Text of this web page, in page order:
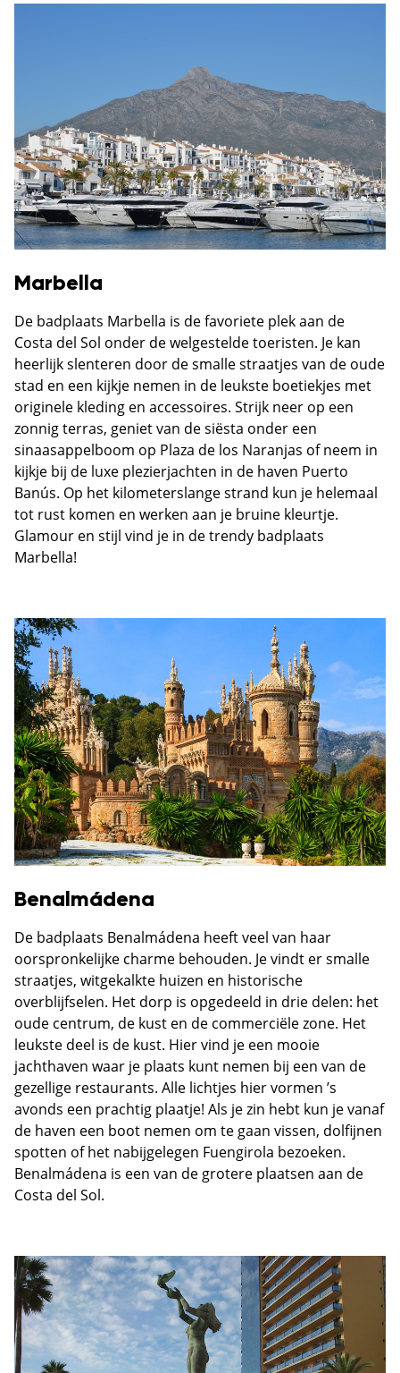
Marbella
De badplaats Marbella is de favoriete plek aan de
Costa del Sol onder de welgestelde toeristen. Je kan
heerlijk slenteren door de smalle straatjes van de oude
stad en een kijkje nemen in de leukste boetiekjes met
originele kleding en accessoires. Strijk neer op een
zonnig terras, geniet van de siësta onder een
sinaasappelboom op Plaza de los Naranjas of neem in
kijkje bij de luxe plezierjachten in de haven Puerto
Banús. Op het kilometerslange strand kun je helemaal
tot rust komen en werken aan je bruine kleurtje.
Glamour en stijl vind je in de trendy badplaats
Marbella!
Benalmádena
De badplaats Benalmádena heeft veel van haar
oorspronkelijke charme behouden. Je vindt er smalle
straatjes, witgekalkte huizen en historische
overblijfselen. Het dorp is opgedeeld in drie delen: het
oude centrum, de kust en de commerciële zone. Het
leukste deel is de kust. Hier vind je een mooie
jachthaven waar je plaats kunt nemen bij een van de
gezellige restaurants. Alle lichtjes hier vormen ’s
avonds een prachtig plaatje! Als je zin hebt kun je vanaf
de haven een boot nemen om te gaan vissen, dolfijnen
spotten of het nabijgelegen Fuengirola bezoeken.
Benalmádena is een van de grotere plaatsen aan de
Costa del Sol.